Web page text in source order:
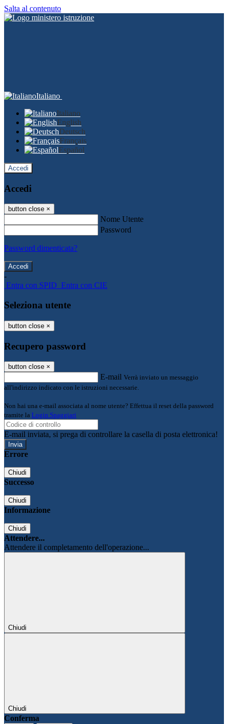
Salta al contenuto
Italiano
Italiano
English
Deutsch
Français
Español
Accedi
Accedi
button close ×
Nome Utente
Password
Password dimenticata?
-
Entra con SPID Entra con CIE
Seleziona utente
button close ×
Recupero password
button close ×
E-mail Verrà inviato un messaggio
all'indirizzo indicato con le istruzioni necessarie.
Non hai una e-mail associata al nome utente? Effettua il reset della password
tramite la Login Spaggiari
E-mail inviata, si prega di controllare la casella di posta elettronica!
Errore
Chiudi
Successo
Chiudi
Informazione
Chiudi
Attendere...
Attendere il completamento dell'operazione...
Chiudi
Chiudi
Conferma